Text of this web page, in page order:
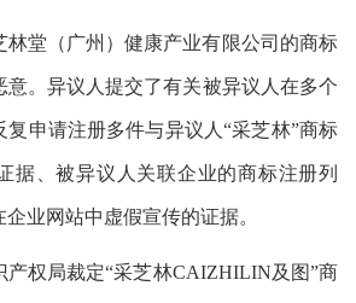
林堂（广州）健康产业有限公司的商标
意。异议人提交了有关被异议人在多个
复申请注册多件与异议人“采芝林”商标
据、被异议人关联企业的商标注册列
业网站中虚假宣传的证据。
产权局裁定“采芝林CAIZHILIN及图”商